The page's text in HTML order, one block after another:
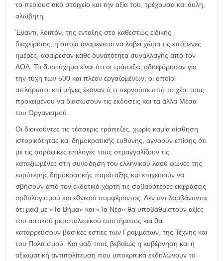
το περιουσιακό στοιχείο και την αξία του, τρέχουσα και άυλη,
αλώβητη.
Έναντι, λοιπόν, της ένταξης στο καθεστώς ειδικής
διαχείρισης, η οποία αναµένεται να λάβει χώρα τις επόµενες
ηµέρες, αφαίρεσαν κάθε δυνατότητα συναλλαγής από τον
ΔΟΛ. Το δυστύχηµα είναι ότι οι τράπεζες αδιαφόρησαν για
την τύχη των 500 και πλέον εργαζοµένων, οι οποίοι
απλήρωτοι επί µήνες έκαναν ό,τι περνούσε από το χέρι τους
προκειµένου να διασώσουν τις εκδόσεις και τα άλλα Μέσα
του Οργανισµού.
Οι διοικούντες τις τέσσερις τράπεζες, χωρίς καµία αίσθηση
ιστορικότητας και δηµοκρατικής ευθύνης, αγνοούν επίσης ότι
µε τις σαράφικες επιλογές τους στραγγαλίζουν τις
καταξιωµένες στη συνείδηση του ελληνικού λαού φωνές της
ευρύτερης δηµοκρατικής παράταξης και επιχειρούν να
σβήσουν από τον εκδοτικό χάρτη τις σοβαρότερες εκφράσεις
ορθολογισµού και εθνικού συµφέροντος. Δεν αντιλαµβάνονται
ότι µαζί µε «Το Βήµα» και «Τα Νέα» θα υποβαθµιστούν αξίες
του αστικού µεταπολεµικού συστήµατος και θα
καταρρεύσουν βασικές εστίες των Γραµµάτων, της Τέχνης και
του Πολιτισµού. Και µαζί τους βεβαίως η κυβέρνηση και η
αξιωµατική αντιπολίτευση που υποκριτικά εκδηλώνουν το